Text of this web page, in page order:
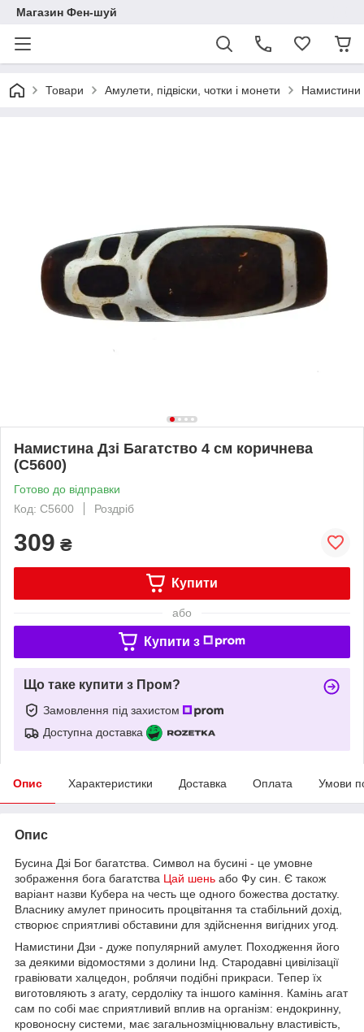
Магазин Фен-шуй
Товари Амулети, підвіски, чотки і монети Намистини
Намистина Дзі Багатство 4 см коричнева
(C5600)
Готово до відправки
Код: C5600
Роздріб
309 ₴
Купити
або
Купити з
Що таке купити з Пром?
Замовлення під захистом
Доступна доставка
Опис Характеристики Доставка Оплата Умови
Опис
Бусина Дзі Бог багатства. Символ на бусині - це умовне
зображення бога багатства Цай шень або Фу син. Є також
варіант назви Кубера на честь ще одного божества достатку.
Власнику амулет приносить процвітання та стабільний дохід,
створює сприятливі обставини для здійснення вигідних угод.
Намистини Дзи - дуже популярний амулет. Походження його
за деякими відомостями з долини Інд. Стародавні цивілізації
гравіювати халцедон, роблячи подібні прикраси. Тепер їх
виготовляють з агату, сердоліку та іншого каміння. Камінь агат
сам по собі має сприятливий вплив на організм: ендокринну,
кровоносну системи, має загальнозміцнювальну властивість,